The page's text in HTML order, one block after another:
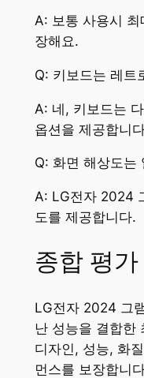
A: 보통 사용시
장해요.
Q: 키보드는 레트
A: 네, 키보드는
옵션을 제공합니
Q: 화면 해상도는
A: LG전자 2024
도를 제공합니다.
종합 평
LG전자 2024 그
난 성능을 결합한
디자인, 성능, 화
먼스를 보장합니